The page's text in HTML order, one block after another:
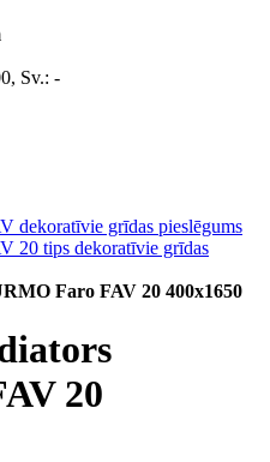
Sv.: -
dekoratīvie grīdas pieslēgums
20 tips dekoratīvie grīdas
Faro FAV 20 400x1650
20